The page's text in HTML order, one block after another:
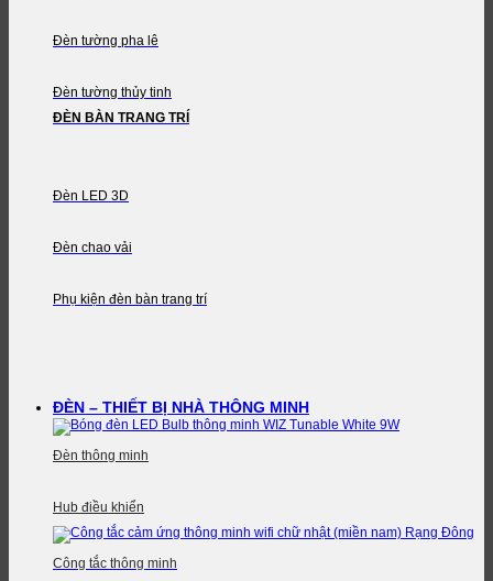
Đèn tường pha lê
Đèn tường thủy tinh
ĐÈN BÀN TRANG TRÍ
Đèn LED 3D
Đèn chao vải
Phụ kiện đèn bàn trang trí
ĐÈN – THIẾT BỊ NHÀ THÔNG MINH
Đèn thông minh
Hub điều khiển
Công tắc thông minh